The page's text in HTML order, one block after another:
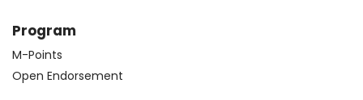
Program
M-Points
Open Endorsement